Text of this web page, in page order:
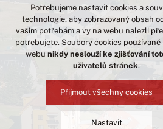
Potřebujeme nastavit cookies a
technologie, aby zobrazovaný obsah
vašim potřebám a vy na webu nalezli
potřebujete. Soubory cookies používané
webu nikdy neslouží ke zjišťování
uživatelů stránek.
Přijmout všechny cookies
Nastavit